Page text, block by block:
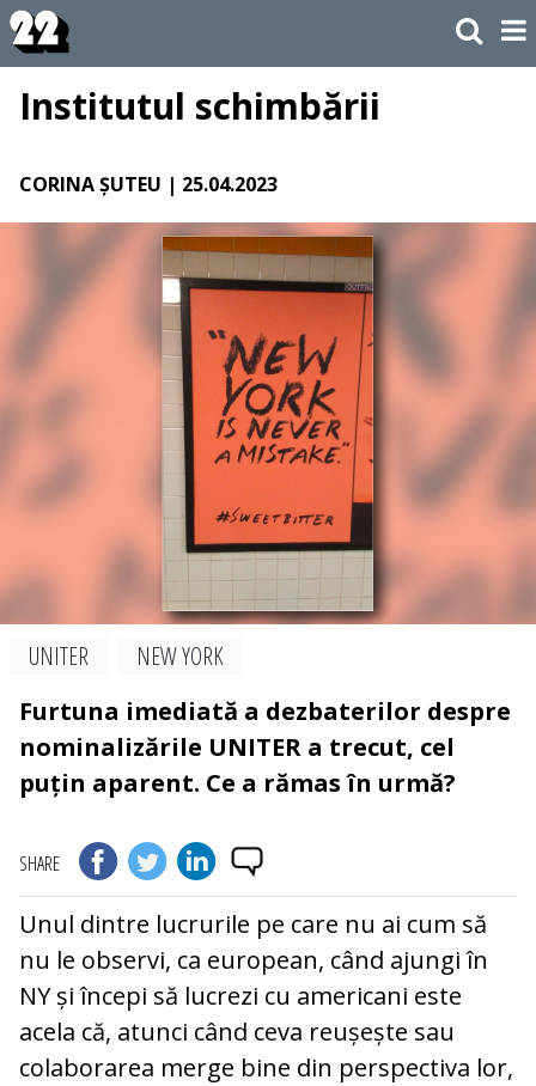
Institutul schimbării
CORINA ȘUTEU | 25.04.2023
UNITER
NEW YORK
Furtuna imediată a dezbaterilor despre
nominalizările UNITER a trecut, cel
puțin aparent. Ce a rămas în urmă?
SHARE
Unul dintre lucrurile pe care nu ai cum să
nu le observi, ca european, când ajungi în
NY și începi să lucrezi cu americani este
acela că, atunci când ceva reușește sau
colaborarea merge bine din perspectiva lor,